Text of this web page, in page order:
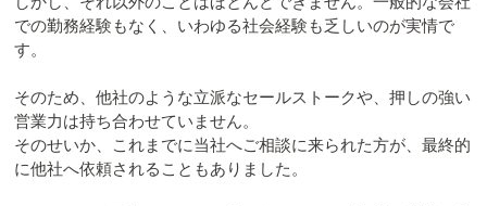
での勤務経験もなく、いわゆる社会経験も乏しいのが実情で
す。
そのため、他社のような立派なセールストークや、押しの強い
営業力は持ち合わせていません。
そのせいか、これまでに当社へご相談に来られた方が、最終的
に他社へ依頼されることもありました。